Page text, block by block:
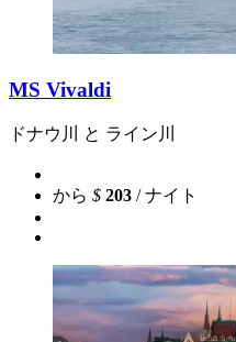
MS Vivaldi
ドナウ川 と ライン川
から $ 203 / ナイト